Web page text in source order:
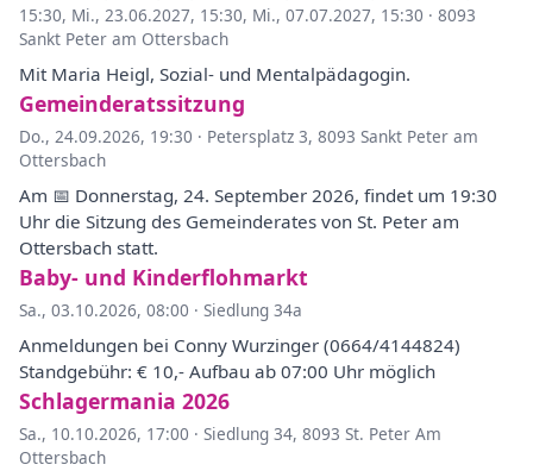
15:30, Mi., 23.06.2027, 15:30, Mi., 07.07.2027, 15:30 · 8093
Sankt Peter am Ottersbach
Mit Maria Heigl, Sozial- und Mentalpädagogin.
Gemeinderatssitzung
Do., 24.09.2026, 19:30 · Petersplatz 3, 8093 Sankt Peter am
Ottersbach
Am 📅 Donnerstag, 24. September 2026, findet um 19:30
Uhr die Sitzung des Gemeinderates von St. Peter am
Ottersbach statt.
Baby- und Kinderflohmarkt
Sa., 03.10.2026, 08:00 · Siedlung 34a
Anmeldungen bei Conny Wurzinger (0664/4144824)
Standgebühr: € 10,- Aufbau ab 07:00 Uhr möglich
Schlagermania 2026
Sa., 10.10.2026, 17:00 · Siedlung 34, 8093 St. Peter Am
Ottersbach